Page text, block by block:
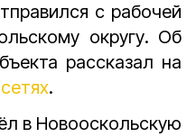
с рабочей
округу. Об
рассказал на
.
в Новооскольскую